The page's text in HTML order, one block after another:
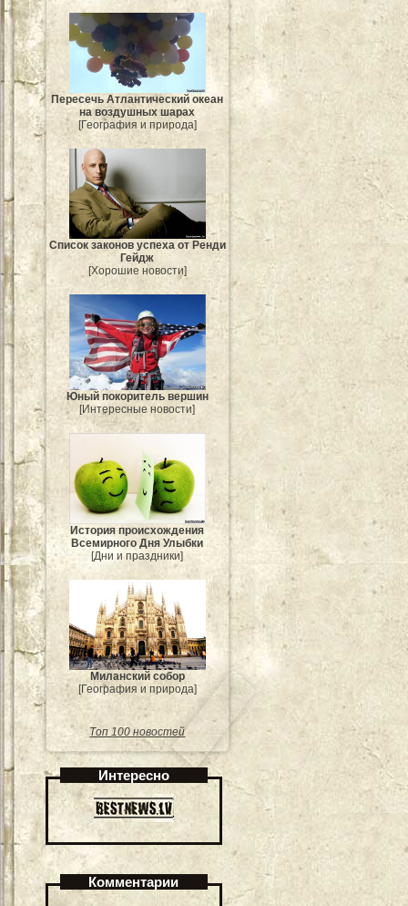
Пересечь Атлантический океан
на воздушных шарах
[География и природа]
Список законов успеха от Ренди
Гейдж
[Хорошие новости]
Юный покоритель вершин
[Интересные новости]
История происхождения
Всемирного Дня Улыбки
[Дни и праздники]
Миланский собор
[География и природа]
Топ 100 новостей
Интересно
Комментарии